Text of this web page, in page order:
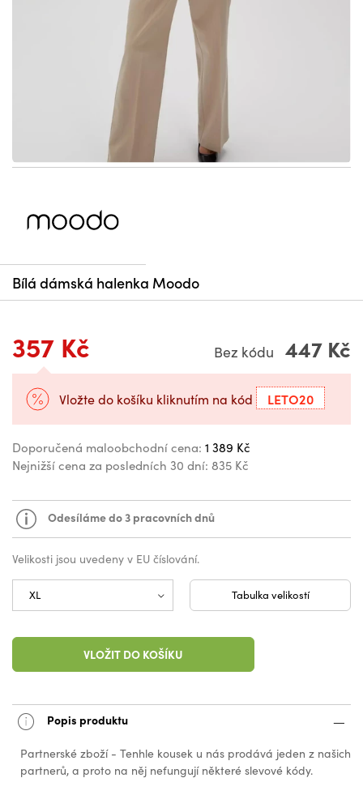
Bílá dámská halenka Moodo
357 Kč Bez kódu 447 Kč
Vložte do košíku kliknutím na kód LETO20
Doporučená maloobchodní cena: 1 389 Kč
Nejnižší cena za posledních 30 dní: 835 Kč
Odesíláme do 3 pracovních dnů
Velikosti jsou uvedeny v EU číslování.
Tabulka velikostí
VLOŽIT DO KOŠÍKU
Popis produktu
Partnerské zboží - Tenhle kousek u nás prodává jeden z našich
partnerů, a proto na něj nefungují některé slevové kódy.